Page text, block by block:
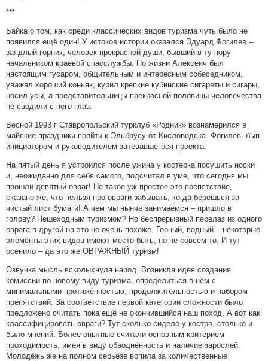
***
Байка о том, как среди классических видов туризма чуть было не
появился ещё один! У истоков истории оказался Эдуард Фогилев –
заядлый горник, человек прекрасной души, бывший в ту пору
начальником краевой спасслужбы. По жизни Алексеич был
настоящим гусаром, общительным и интересным собеседником,
уважал хороший коньяк, курил крепкие кубинские сигареты и сигары,
носил усы, а представительницы прекрасной половины человечества
не сводили с него глаз.
Весной 1993 г Ставропольский турклуб «Родник» вознамерился в
майские праздники пройти к Эльбрусу от Кисловодска. Фогилев, бып
инициатором и руководителем затевавшегося проекта.
На пятый день я устроился после ужина у костерка посушить носки
и, неожиданно для себя самого, подсчитал в уме, что сегодня мы
прошли девятый овраг! Не такое уж простое это препятствие,
сказано же, что нельзя про овраги забывать, когда берёшься за
чистый лист бумаги! А чем мы нынче занимаемся – пришло в
голову? Пешеходным туризмом? Но беспрерывный перелаз из одного
оврага в другой на это не очень похоже. Горный, водный – некоторые
элементы этих видов имеют место быть, но не совсем то. И тут
осенило – да это же ОВРАЖНЫЙ туризм!
Озвучка мысль всколыхнула народ. Возникла идея создания
комиссии по новому виду туризма, определиться в нём с
минимальными протяжённостью, продолжительностью и набором
препятствий. За соответствие первой категории сложности было
предложено считать пока ещё не окончившийся наш поход. А вот как
классифицировать овраги? Тут сколько сидело у костра, столько и
было мнений. Более опытные считали основным критерием
проходимость, имея в виду обводнённость и наличие зарослей.
Молодёжь же на полном серьёзе вопила за количественные